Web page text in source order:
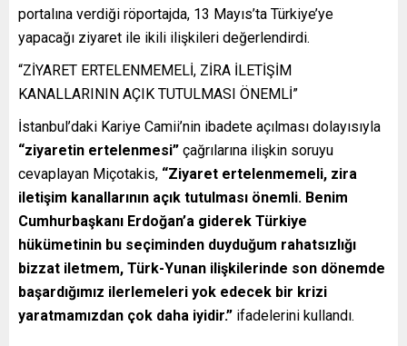
portalına verdiği röportajda, 13 Mayıs’ta Türkiye’ye
yapacağı ziyaret ile ikili ilişkileri değerlendirdi.
“ZİYARET ERTELENMEMELİ, ZİRA İLETİŞİM
KANALLARININ AÇIK TUTULMASI ÖNEMLİ”
İstanbul’daki Kariye Camii’nin ibadete açılması dolayısıyla
“ziyaretin ertelenmesi” çağrılarına ilişkin soruyu
cevaplayan Miçotakis, “Ziyaret ertelenmemeli, zira
iletişim kanallarının açık tutulması önemli. Benim
Cumhurbaşkanı Erdoğan’a giderek Türkiye
hükümetinin bu seçiminden duyduğum rahatsızlığı
bizzat iletmem, Türk-Yunan ilişkilerinde son dönemde
başardığımız ilerlemeleri yok edecek bir krizi
yaratmamızdan çok daha iyidir.” ifadelerini kullandı.